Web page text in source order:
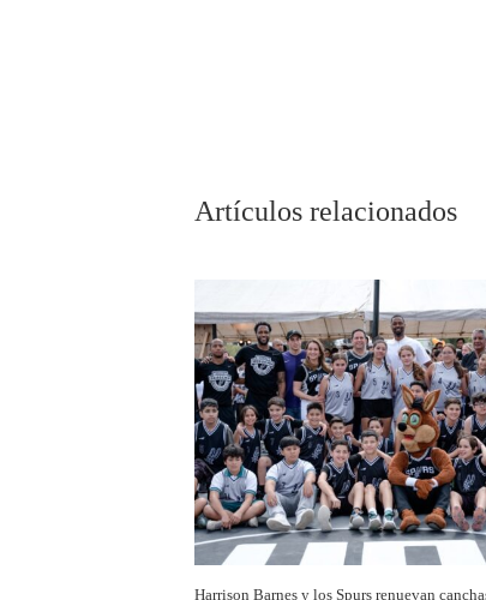
Artículos relacionados
Harrison Barnes y los Spurs renuevan